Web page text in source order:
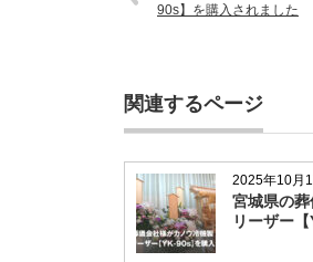
90s】を購入されました
関連するページ
2025年10月
宮城県の
リーザー